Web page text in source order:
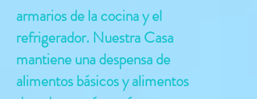
armarios de la cocina y el
refrigerador. Nuestra Casa
mantiene una despensa de
alimentos básicos y alimentos